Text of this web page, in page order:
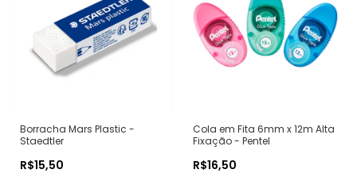
Borracha Mars Plastic -
Staedtler
R$15,50
Cola em Fita 6mm x 12m Alta
Fixação - Pentel
R$16,50